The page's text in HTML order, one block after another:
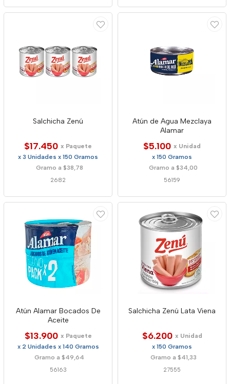
Salchicha Zenú
$17.450 x Paquete
x 3 Unidades x 150 Gramos
Gramo a $38,78
2682
Atún de Agua Mezclaya
Alamar
$5.100 x Unidad
x 150 Gramos
Gramo a $34,00
56159
Atún Alamar Bocados De
Aceite
$13.900 x Paquete
x 2 Unidades x 140 Gramos
Gramo a $49,64
56163
Salchicha Zenú Lata Viena
$6.200 x Unidad
x 150 Gramos
Gramo a $41,33
27555